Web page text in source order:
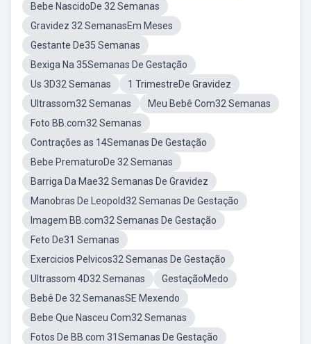
Bebe NascidoDe 32 Semanas
Gravidez 32 SemanasEm Meses
Gestante De35 Semanas
Bexiga Na 35Semanas De Gestação
Us 3D32 Semanas
1 TrimestreDe Gravidez
Ultrassom32 Semanas
Meu Bebê Com32 Semanas
Foto BB.com32 Semanas
Contrações as 14Semanas De Gestação
Bebe PrematuroDe 32 Semanas
Barriga Da Mae32 Semanas De Gravidez
Manobras De Leopold32 Semanas De Gestação
Imagem BB.com32 Semanas De Gestação
Feto De31 Semanas
Exercicios Pelvicos32 Semanas De Gestação
Ultrassom 4D32 Semanas
GestaçãoMedo
Bebê De 32 SemanasSE Mexendo
Bebe Que Nasceu Com32 Semanas
Fotos De BB.com 31Semanas De Gestação